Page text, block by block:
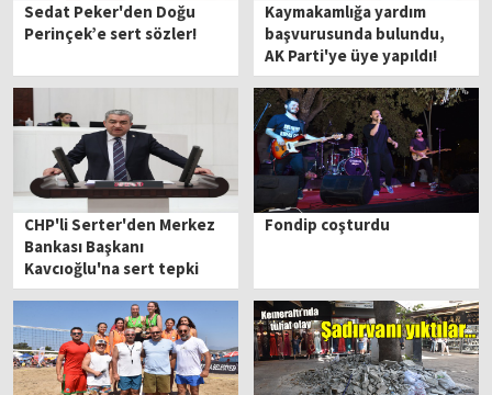
Sedat Peker'den Doğu
Perinçek’e sert sözler!
Kaymakamlığa yardım
başvurusunda bulundu,
AK Parti'ye üye yapıldı!
CHP'li Serter'den Merkez
Bankası Başkanı
Kavcıoğlu'na sert tepki
Fondip coşturdu